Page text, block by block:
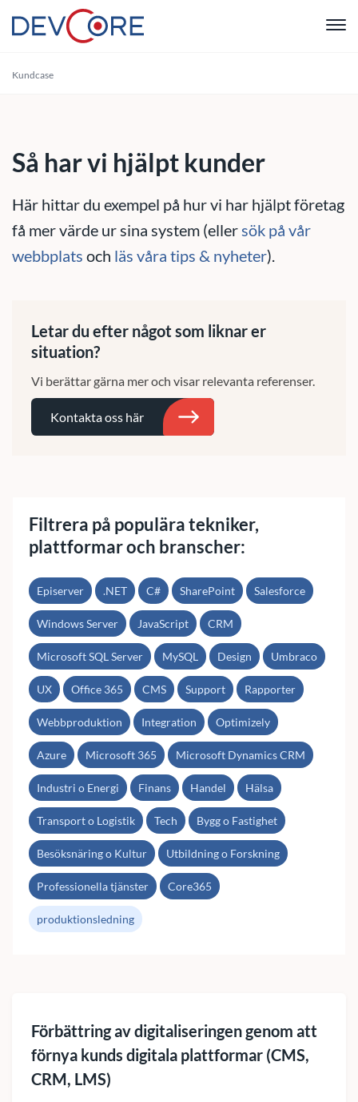
"Kundcase
Så har vi hjälpt kunder
Här hittar du exempel på hur vi har hjälpt företag
få mer värde ur sina system (ellersök på vår
webbplats och läs våra tips & nyheter).
Letar du efter något som liknar er
situation?
Vi berättar gärna mer och visar relevanta referenser.
Kontakta oss här
Filtrera på populära tekniker,
plattformar och branscher:
Episerver .NET C# SharePoint Salesforce
Windows Server JavaScript CRM
Microsoft SQL Server MySQL Design Umbraco
UX Office 365 CMS Support Rapporter
Webbproduktion Integration Optimizely
Azure Microsoft 365 Microsoft Dynamics CRM
Industri o Energi Finans Handel Hälsa
Transport o Logistik Tech Bygg o Fastighet
Besöksnäring o Kultur Utbildning o Forskning
Professionella tjänster Core365
produktionsledning
Förbättring av digitaliseringen genom att
förnya kunds digitala plattformar (CMS,
CRM, LMS)